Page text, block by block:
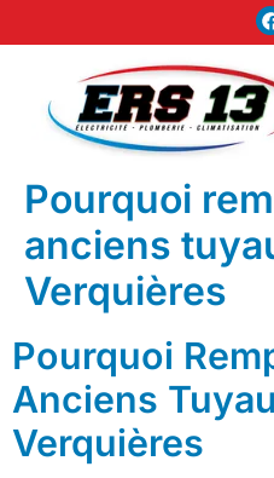
Pourquoi
anciens
Verquières
Pourquoi
Anciens
Verquières